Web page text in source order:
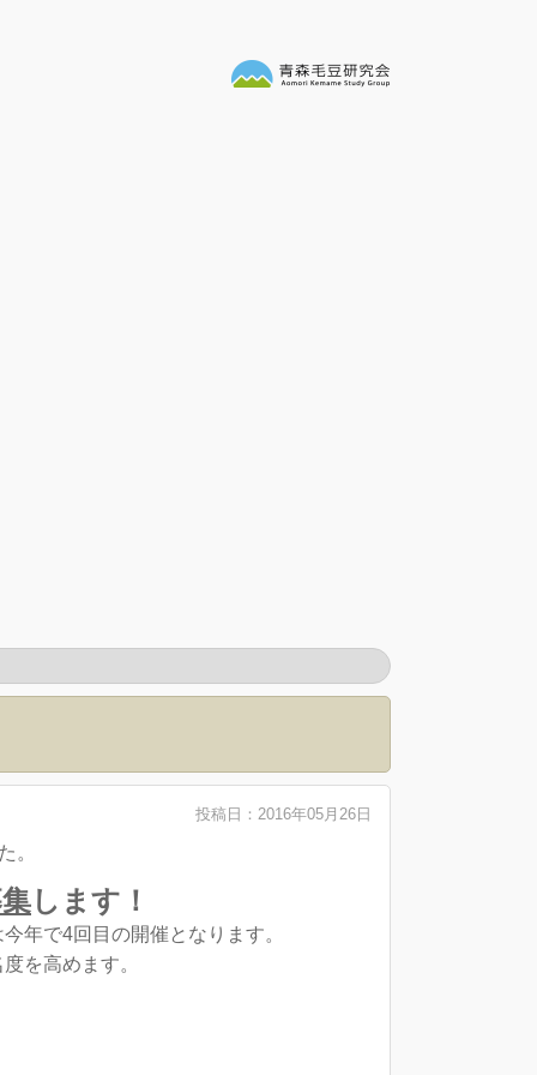
投稿日：2016年05月26日
。
します！
年で4回目の開催となります。
を高めます。